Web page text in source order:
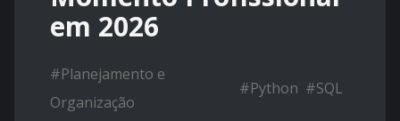
em 2026
#Planejamento e
Organização
#Python #SQL